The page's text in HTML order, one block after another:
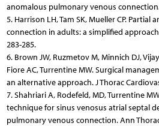
anomalous pulmonary venous
5. Harrison LH, Tam SK, Mueller CP.
connection in adults: a simplified
283-285.
6. Brown JW, Ruzmetov M, Minnich DJ,
Fiore AC, Turrentine MW. Surgical
an alternative approach. J Thorac
7. Shahriari A, Rodefeld, MD, Turrentine
technique for sinus venosus atrial septal
pulmonary venous connection. Ann